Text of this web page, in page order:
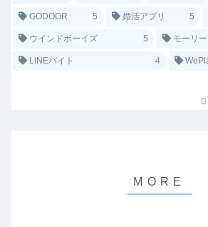
GODOOR 5 婚活アプリ 5
ウインドボーイズ 5 モーリ
LINEバイト 4